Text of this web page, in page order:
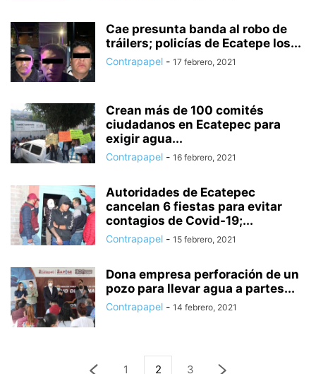
Cae presunta banda al robo de
tráilers; policías de Ecatepe los...
Contrapapel - 17 febrero, 2021
Crean más de 100 comités
ciudadanos en Ecatepec para
exigir agua...
Contrapapel - 16 febrero, 2021
Autoridades de Ecatepec
cancelan 6 fiestas para evitar
contagios de Covid-19;...
Contrapapel - 15 febrero, 2021
Dona empresa perforación de un
pozo para llevar agua a partes...
Contrapapel - 14 febrero, 2021
1 2 3